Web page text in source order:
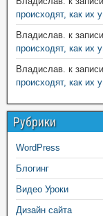
происходят, как их
Владислав. к записи
происходят, как их
Владислав. к записи
происходят, как их
Рубрики
WordPress
Блогинг
Видео Уроки
Дизайн сайта